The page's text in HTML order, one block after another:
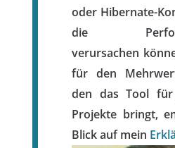
oder Hibernate-
die
verursachen
für den
den das Tool für
Projekte bringt,
Blick auf mein